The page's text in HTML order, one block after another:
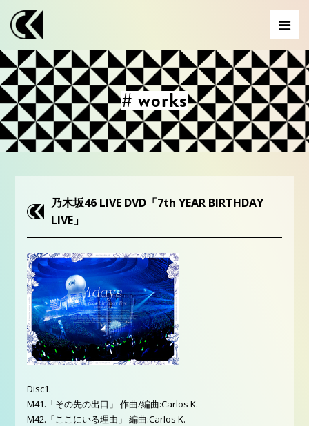
# works
乃木坂46 LIVE DVD「7th YEAR BIRTHDAY
LIVE」
Disc1.
M41.「その先の出口」 作曲/編曲:Carlos K.
M42.「ここにいる理由」 編曲:Carlos K.